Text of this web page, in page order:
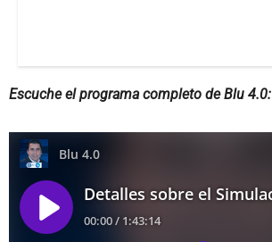
Escuche el programa completo de Blu 4.0: